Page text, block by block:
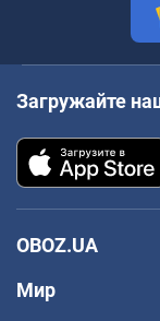
Загружайте
OBOZ.UA
Мир